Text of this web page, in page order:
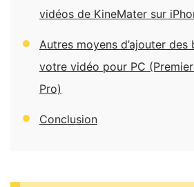
vidéos de KineMater sur
Autres moyens d’ajouter des
votre vidéo pour PC
Pro)
Conclusion